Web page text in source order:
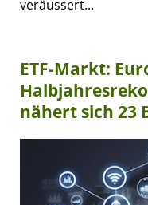
veräussert...
ETF-Markt:
nähert sich 23